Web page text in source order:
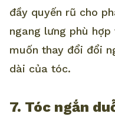
đầy quyến rũ cho
ngang lưng phù
muốn thay đổi đổi
dài của tóc.
7. Tóc ngắn